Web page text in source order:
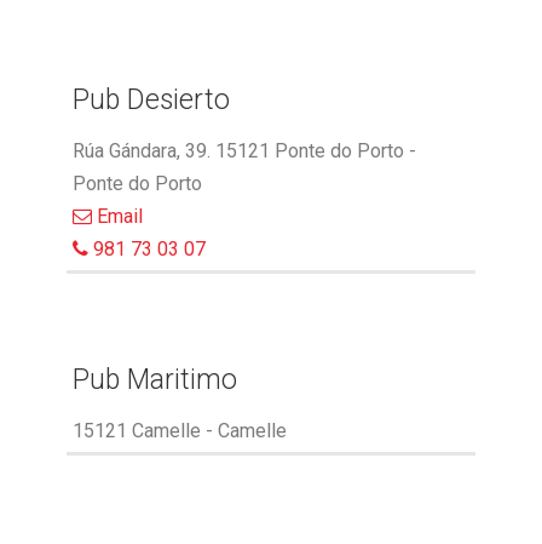
Pub Desierto
Rúa Gándara, 39. 15121 Ponte do Porto -
Ponte do Porto
Email
981 73 03 07
Pub Maritimo
15121 Camelle - Camelle